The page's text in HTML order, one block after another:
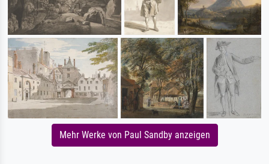
Mehr Werke von Paul Sandby anzeigen